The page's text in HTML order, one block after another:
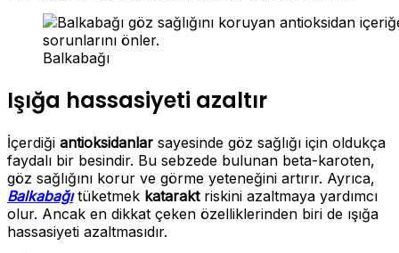
Balkabağı
Işığa hassasiyeti azaltır
İçerdiği antioksidanlar sayesinde göz sağlığı için oldukça
faydalı bir besindir. Bu sebzede bulunan beta-karoten,
göz sağlığını korur ve görme yeteneğini artırır. Ayrıca,
Balkabağıtüketmek kataraktriskini azaltmaya yardımcı
olur. Ancak en dikkat çeken özelliklerinden biri de ışığa
hassasiyeti azaltmasıdır.